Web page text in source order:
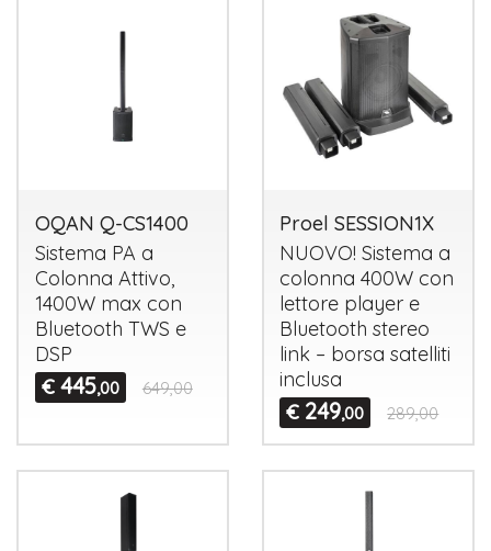
OQAN Q-CS1400
Sistema PA a
Colonna Attivo,
1400W max con
Bluetooth TWS e
DSP
€ 445,00 649,00
Proel SESSION1X
NUOVO! Sistema a
colonna 400W con
lettore player e
Bluetooth stereo
link – borsa satelliti
inclusa
€ 249,00 289,00